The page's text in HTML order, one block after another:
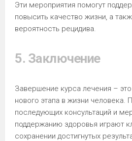
Эти мероприятия помогут
повысить качество жизни, а
вероятность рецидива.
5. Заключение
Завершение курса лечения –
нового этапа в жизни человека.
последующих консультаций и
поддержанию здоровья играют
сохранении достигнутых